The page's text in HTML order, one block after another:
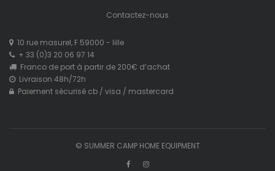
Contactez-nous
10 rue masurel, F 59000 - lille
+ 33 (0)3 20 06 97 14
Franco de port à partir de 200€ d’achat
Livraison 48h/72h
Paiement sécurisé cb / visa / mastercard
© SUMMER CAMP HOME EQUIPMENT